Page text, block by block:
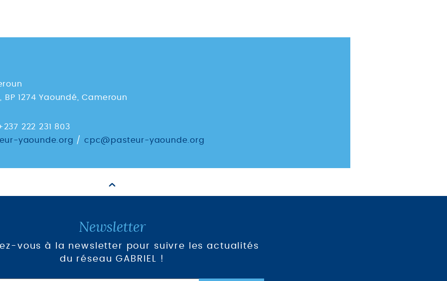
1274 Yaoundé, Cameroun
222 231 803
yaounde.org /cpc@pasteur-yaounde.org
Newsletter
vous à la newsletter pour suivre les actualités
du réseau GABRIEL !